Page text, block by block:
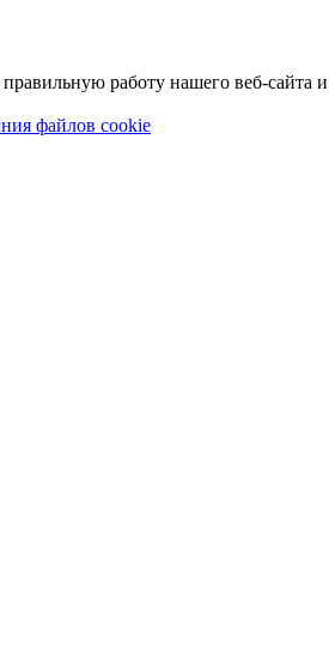
работу нашего веб-сайта и
файлов cookie